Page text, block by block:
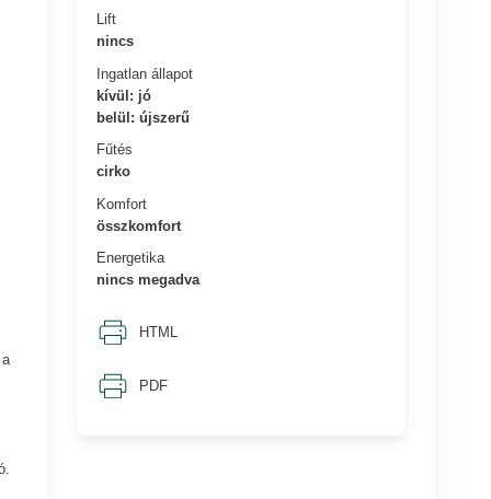
Lift
nincs
Ingatlan állapot
kívül: jó
belül: újszerű
Fűtés
cirko
Komfort
összkomfort
Energetika
nincs megadva
HTML
PDF